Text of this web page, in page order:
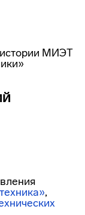
истории МИЭТ
,